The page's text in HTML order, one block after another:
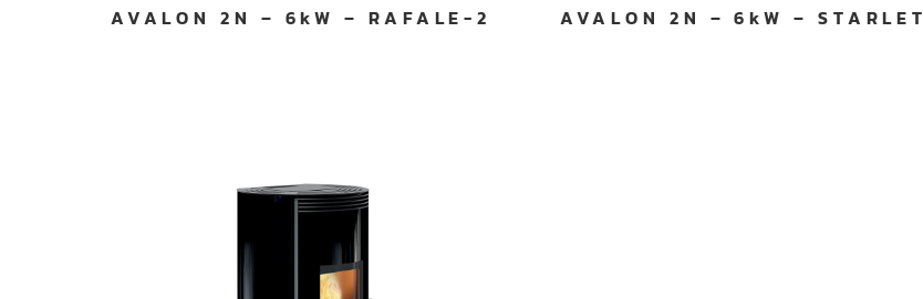
AVALON 2N – 6kW – RAFALE-2 AVALON 2N – 6kW – STARLET